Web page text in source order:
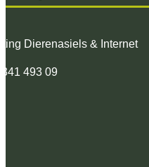
Dierenasiels & Internet
493 09